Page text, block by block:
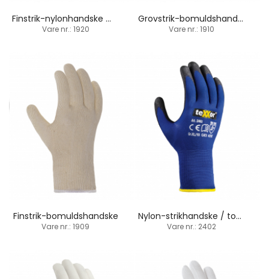
Finstrik-nylonhandske med bomuld
Vare nr.: 1920
Grovstrik-bomuldshandske
Vare nr.: 1910
Finstrik-bomuldshandske
Vare nr.: 1909
Nylon-strikhandske / touchscreen egnet
Vare nr.: 2402